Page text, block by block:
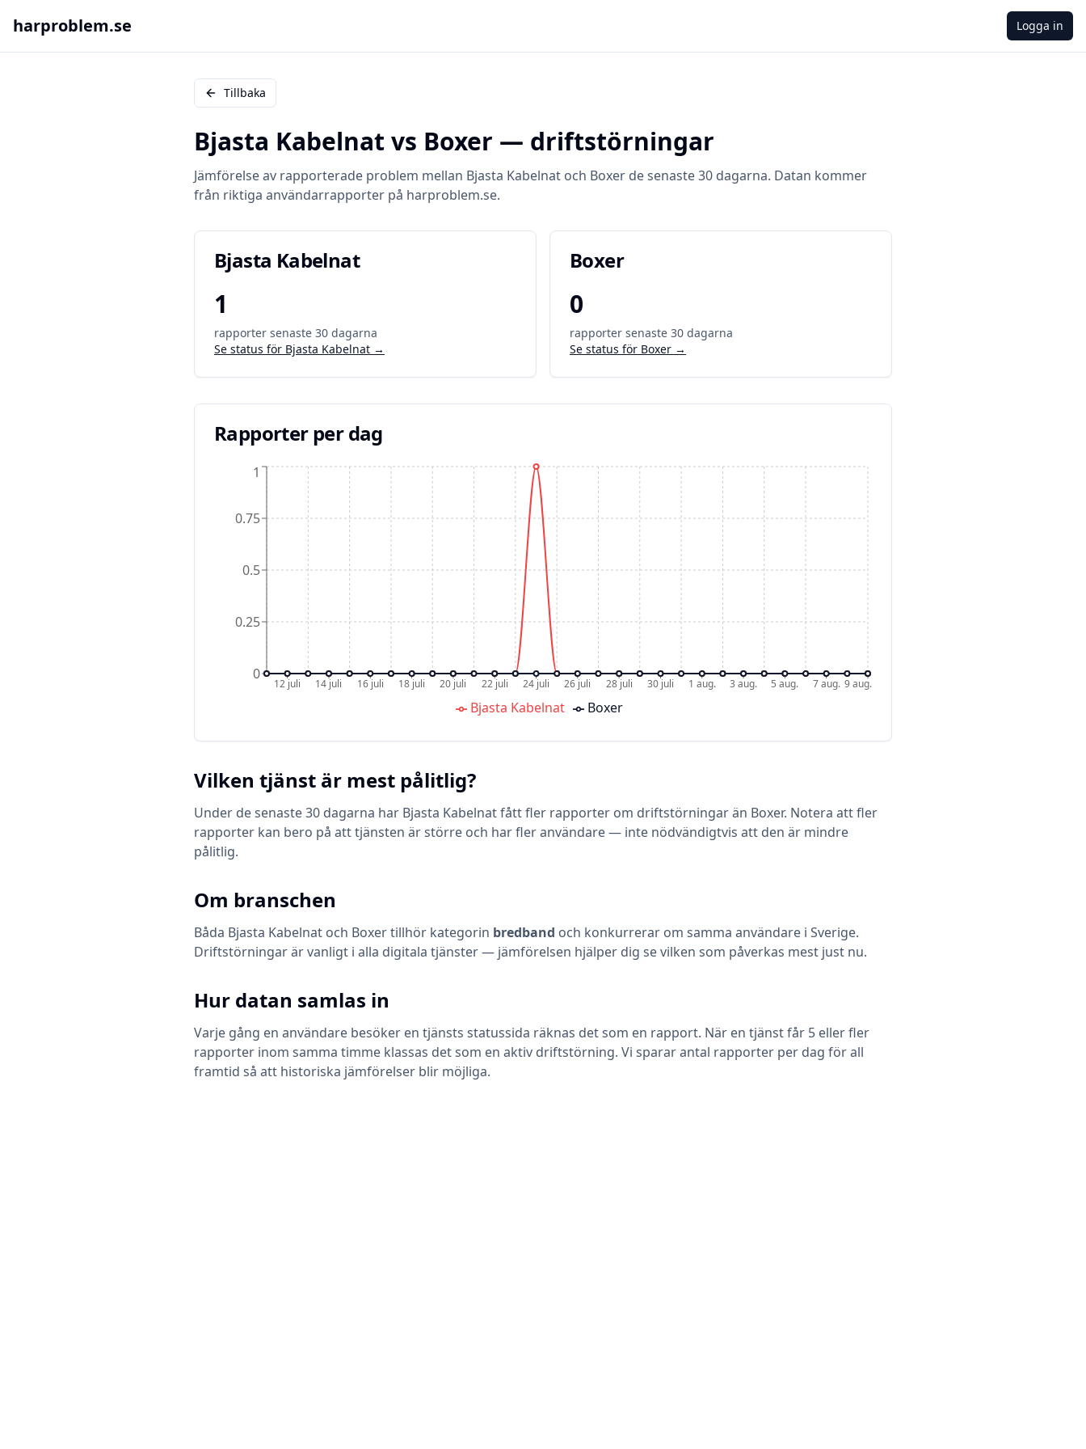
harproblem.se Logga in
Tillbaka
Bjasta Kabelnat vs Boxer — driftstörningar
Jämförelse av rapporterade problem mellan Bjasta Kabelnat och Boxer de senaste 30 dagarna. Datan kommer
från riktiga användarrapporter på harproblem.se.
Bjasta Kabelnat
1
rapporter senaste 30 dagarna
Se status för Bjasta Kabelnat →
Boxer
0
rapporter senaste 30 dagarna
Se status för Boxer →
Rapporter per dag
12 juli 14 juli 16 juli 18 juli 20 juli 22 juli 24 juli 26 juli 28 juli 30 juli 1 aug. 3 aug. 5 aug. 7 aug. 9 aug.
0
0.25
0.5
0.75
1
Bjasta Kabelnat Boxer
Vilken tjänst är mest pålitlig?
Under de senaste 30 dagarna har Bjasta Kabelnat fått fler rapporter om driftstörningar än Boxer. Notera att fler
rapporter kan bero på att tjänsten är större och har fler användare — inte nödvändigtvis att den är mindre
pålitlig.
Om branschen
Båda Bjasta Kabelnat och Boxertillhör kategorin bredband och konkurrerar om samma användare i Sverige.
Driftstörningar är vanligt i alla digitala tjänster — jämförelsen hjälper dig se vilken som påverkas mest just nu.
Hur datan samlas in
Varje gång en användare besöker en tjänsts statussida räknas det som en rapport. När en tjänst får 5 eller fler
rapporter inom samma timme klassas det som en aktiv driftstörning. Vi sparar antal rapporter per dag för all
framtid så att historiska jämförelser blir möjliga.